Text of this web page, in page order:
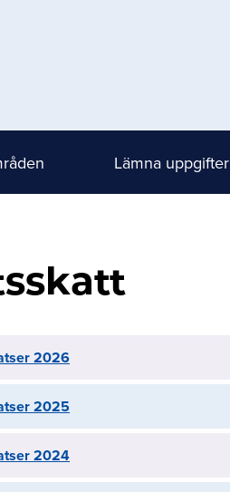
Lämna uppgifter
2026
2025
2024